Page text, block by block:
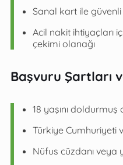
Sanal kart ile güvenli
Acil nakit ihtiyaçları
çekimi olanağı
Başvuru Şartları
18 yaşını doldurmuş
Türkiye Cumhuriyeti
Nüfus cüzdanı veya